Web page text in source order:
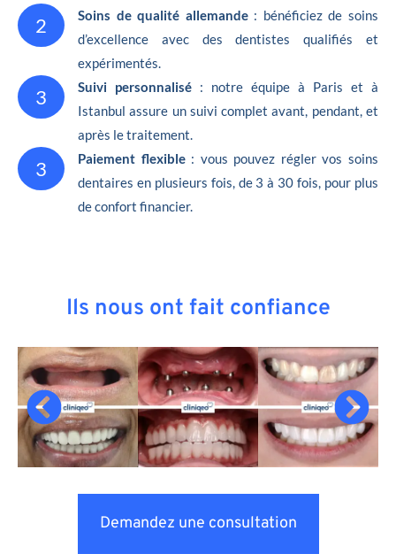
2 Soins de qualité allemande: bénéficiez de soins
d’excellence avec des dentistes qualifiés et
expérimentés.
3 Suivi personnalisé : notre équipe à Paris et à
Istanbul assure un suivi complet avant, pendant, et
après le traitement.
3 Paiement flexible: vous pouvez régler vos soins
dentaires en plusieurs fois, de 3 à 30 fois, pour plus
de confort financier.
Ils nous ont fait confiance
Demandez une consultation